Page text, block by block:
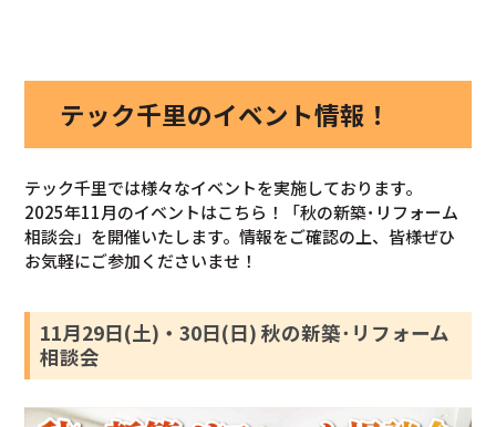
テック千里のイベント情報！
テック千里では様々なイベントを実施しております。
2025年11月のイベントはこちら！「秋の新築･リフォーム
相談会」を開催いたします。情報をご確認の上、皆様ぜひ
お気軽にご参加くださいませ！
11月29日(土)・30日(日) 秋の新築･リフォーム
相談会